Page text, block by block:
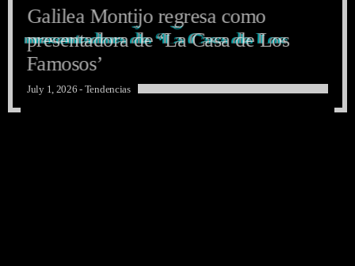
Galilea Montijo regresa como
presentadora de ‘La Casa de Los
Famosos’
Galilea Montijo regresa como
presentadora de ‘La Casa de Los
Famosos’
Galilea Montijo regresa como
presentadora de ‘La Casa de Los
Famosos’
July 1, 2026 - Tendencias